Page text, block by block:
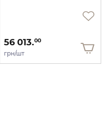
56 013.00
грн/шт